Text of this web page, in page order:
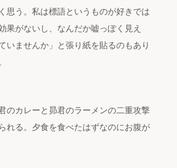
思う。私は標語というものが好きでは
果がないし、なんだか嘘っぽく見え
いませんか」と張り紙を貼るのもあり
のカレーと昴君のラーメンの二重攻撃
れる。夕食を食べたはずなのにお腹が